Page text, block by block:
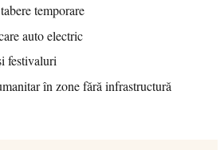
temporare
auto electric
festivaluri
în zone fără infrastructură